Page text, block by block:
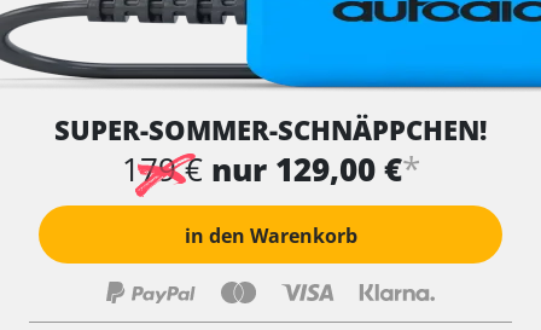
SUPER-SOMMER-SCHNÄPPCHEN!
179 € nur 129,00 €*
in den Warenkorb